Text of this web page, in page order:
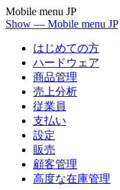
Mobile menu JP
Show — Mobile menu JP
はじめての方
ハードウェア
商品管理
売上分析
従業員
支払い
設定
販売
顧客管理
高度な在庫管理